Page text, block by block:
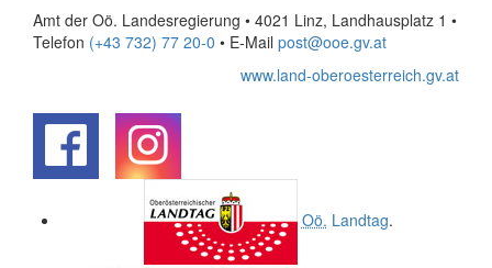
Amt der Oö. Landesregierung • 4021 Linz, Landhausplatz 1 •
Telefon (+43 732) 77 20-0 • E-Mail post@ooe.gv.at
www.land-oberoesterreich.gv.at
Oö. Landtag.